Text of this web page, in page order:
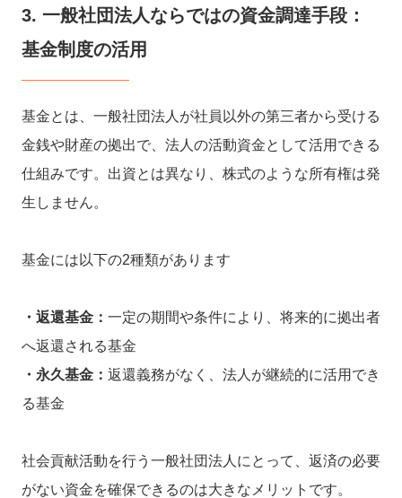
3. 一般社団法人ならではの資金調達手段：
基金制度の活用
基金とは、一般社団法人が社員以外の第三者から受ける
金銭や財産の拠出で、法人の活動資金として活用できる
仕組みです。出資とは異なり、株式のような所有権は発
生しません。
基金には以下の2種類があります
・返還基金： 一定の期間や条件により、将来的に拠出者
へ返還される基金
・永久基金： 返還義務がなく、法人が継続的に活用でき
る基金
社会貢献活動を行う一般社団法人にとって、返済の必要
がない資金を確保できるのは大きなメリットです。